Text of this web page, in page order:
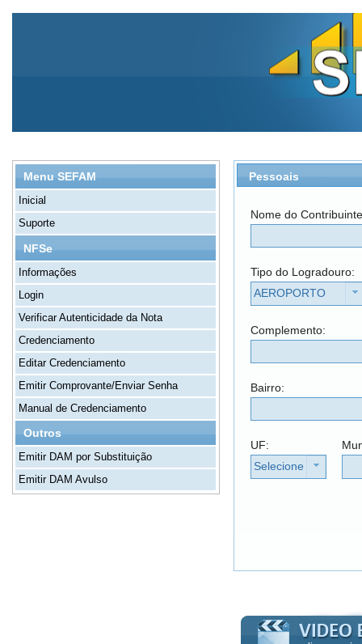
Menu SEFAM
Inicial
Suporte
NFSe
Informações
Login
Verificar Autenticidade da Nota
Credenciamento
Editar Credenciamento
Emitir Comprovante/Enviar Senha
Manual de Credenciamento
Outros
Emitir DAM por Substituição
Emitir DAM Avulso
Pessoais
Nome do
Tipo do Logradouro:
AEROPORTO
Complemento:
Bairro:
UF:
Selecione